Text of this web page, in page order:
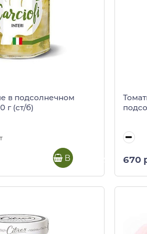
в подсолнечном
г (ст/б)
В корзину 670